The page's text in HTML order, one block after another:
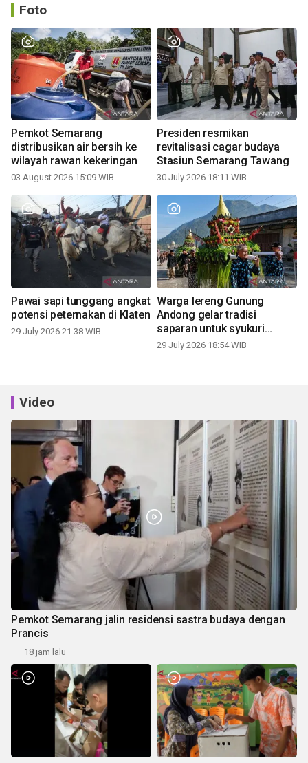
Foto
Pemkot Semarang
distribusikan air bersih ke
wilayah rawan kekeringan
03 August 2026 15:09 WIB
Presiden resmikan
revitalisasi cagar budaya
Stasiun Semarang Tawang
30 July 2026 18:11 WIB
Pawai sapi tunggang angkat
potensi peternakan di Klaten
29 July 2026 21:38 WIB
Warga lereng Gunung
Andong gelar tradisi
saparan untuk syukuri
panen
29 July 2026 18:54 WIB
Video
Pemkot Semarang jalin residensi sastra budaya dengan
Prancis
18 jam lalu